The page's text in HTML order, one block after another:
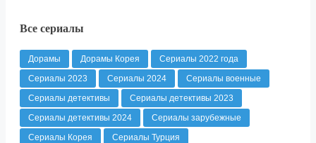
Все сериалы
Дорамы Дорамы Корея
Сериалы 2022 года
Сериалы 2023
Сериалы 2024
Сериалы военные
Сериалы детективы
Сериалы детективы 2023
Сериалы детективы 2024
Сериалы зарубежные
Сериалы Корея
Сериалы Турция